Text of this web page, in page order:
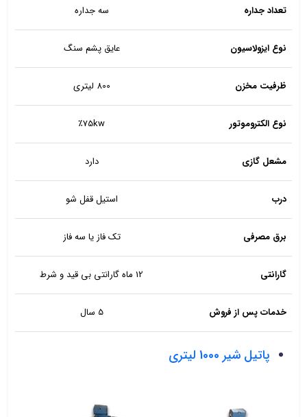
تعداد جداره سه جداره
نوع ایزولاسیون عایق پشم سنگ
ظرفیت مخزن 800 لیتری
نوع الکتروموتور ٪75kw
مشعل گازی دارد
درب استیل قفل شو
برق مصرفی تک فاز یا سه فاز
گارانتی 12 ماه گارانتی بی قید و شرط
خدمات پس از فروش 5 سال
پاتیل شیر 1000 لیتری